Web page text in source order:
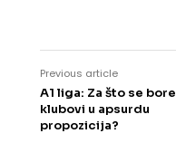
Previous article
A1 liga: Za što se bore
klubovi u apsurdu
propozicija?